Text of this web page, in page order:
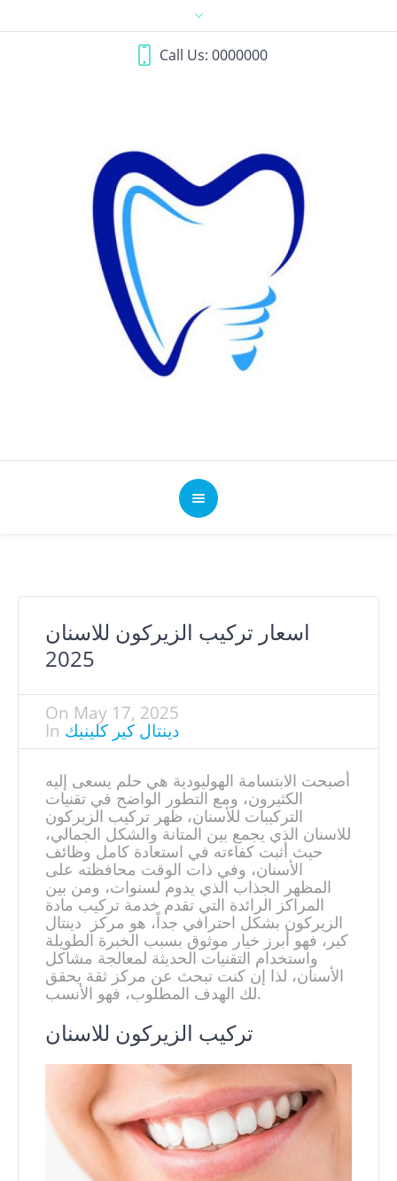
Call Us: 0000000
اسعار تركيب الزيركون للاسنان
2025
On May 17, 2025
In دينتال كير كلينيك
أصبحت الابتسامة الهوليودية هي حلم يسعى إليه
الكثيرون، ومع التطور الواضح في تقنيات
التركيبات للأسنان، ظهر تركيب الزيركون
للاسنان الذي يجمع بين المتانة والشكل الجمالي،
حيث أثبت كفاءته في استعادة كامل وظائف
الأسنان، وفي ذات الوقت محافظته على
المظهر الجذاب الذي يدوم لسنوات، ومن بين
المراكز الرائدة التي تقدم خدمة تركيب مادة
الزيركون بشكل احترافي جداً، هو مركز دينتال
كير، فهو أبرز خيار موثوق بسبب الخبرة الطويلة
واستخدام التقنيات الحديثة لمعالجة مشاكل
الأسنان، لذا إن كنت تبحث عن مركز ثقة يحقق
لك الهدف المطلوب، فهو الأنسب.
تركيب الزيركون للاسنان